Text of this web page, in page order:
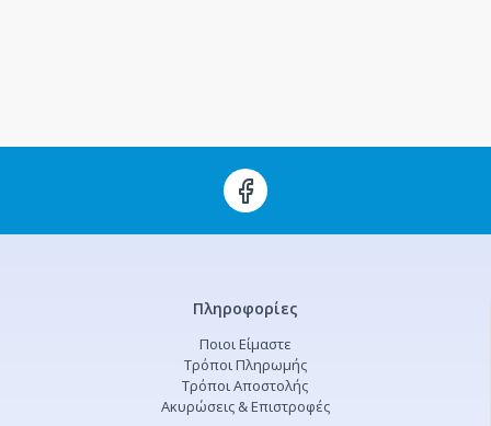
Πληροφορίες
Ποιοι Είμαστε
Τρόποι Πληρωμής
Τρόποι Αποστολής
Ακυρώσεις & Επιστροφές